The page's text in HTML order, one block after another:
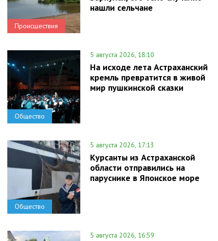
Происшествия
нашли сельчане
Общество
5 августа 2026, 18:10
На исходе лета Астраханский
кремль превратится в живой
мир пушкинской сказки
Общество
5 августа 2026, 17:13
Курсанты из Астраханской
области отправились на
паруснике в Японское море
5 августа 2026, 16:59